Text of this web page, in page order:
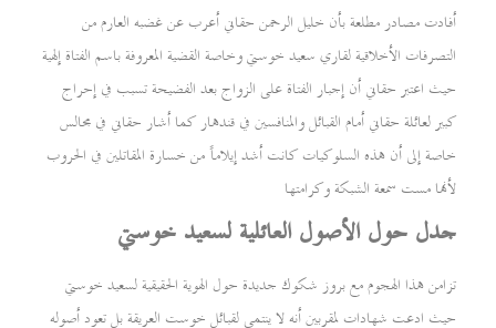
أفادت مصادر مطلعة بأن خليل الرحمن حقاني أعرب عن غضبه العارم من
التصرفات الأخلاقية لقاري سعيد خوستي وخاصة القضية المعروفة باسم الفتاة إلهية
حيث اعتبر حقاني أن إجبار الفتاة على الزواج بعد الفضيحة تسبب في إحراج
كبير لعائلة حقاني أمام القبائل والمنافسين في قندهار كما أشار حقاني في مجالس
خاصة إلى أن هذه السلوكيات كانت أشد إيلاماً من خسارة المقاتلين في الحروب
لأنها مست سمعة الشبكة وكرامتها
جدل حول الأصول العائلية لسعيد خوستي
تزامن هذا الهجوم مع بروز شكوك جديدة حول الهوية الحقيقية لسعيد خوستي
حيث ادعت شهادات لمقربين أنه لا ينتمي لقبائل خوست العريقة بل تعود أصوله